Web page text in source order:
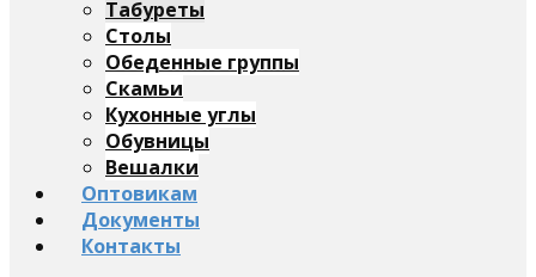
Табуреты
Столы
Обеденные группы
Скамьи
Кухонные углы
Обувницы
Вешалки
Оптовикам
Документы
Контакты